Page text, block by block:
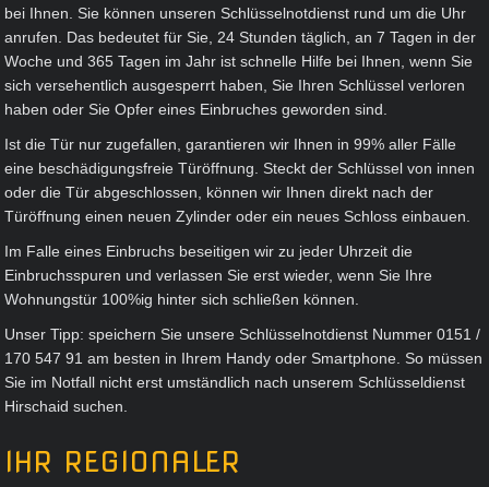
KONTAKT
IMPRESSUM
bei Ihnen. Sie können unseren Schlüsselnotdienst rund um die Uhr
anrufen. Das bedeutet für Sie, 24 Stunden täglich, an 7 Tagen in der
Woche und 365 Tagen im Jahr ist schnelle Hilfe bei Ihnen, wenn Sie
sich versehentlich ausgesperrt haben, Sie Ihren Schlüssel verloren
haben oder Sie Opfer eines Einbruches geworden sind.
Ist die Tür nur zugefallen, garantieren wir Ihnen in 99% aller Fälle
eine beschädigungsfreie Türöffnung. Steckt der Schlüssel von innen
oder die Tür abgeschlossen, können wir Ihnen direkt nach der
Türöffnung einen neuen Zylinder oder ein neues Schloss einbauen.
Im Falle eines Einbruchs beseitigen wir zu jeder Uhrzeit die
Einbruchsspuren und verlassen Sie erst wieder, wenn Sie Ihre
Wohnungstür 100%ig hinter sich schließen können.
Unser Tipp: speichern Sie unsere Schlüsselnotdienst Nummer 0151 /
170 547 91 am besten in Ihrem Handy oder Smartphone. So müssen
Sie im Notfall nicht erst umständlich nach unserem Schlüsseldienst
Hirschaid suchen.
IHR REGIONALER